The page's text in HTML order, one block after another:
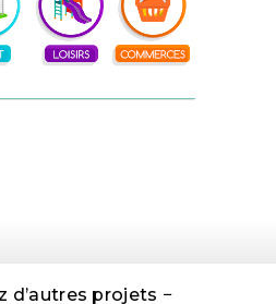
d’autres projets −